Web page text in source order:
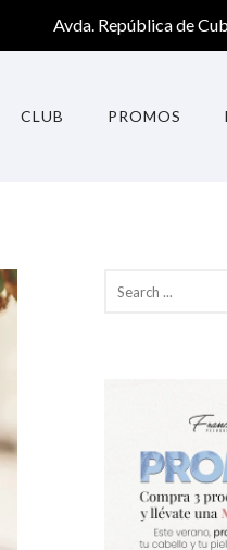
Avda. República de
CLUB PROMOS